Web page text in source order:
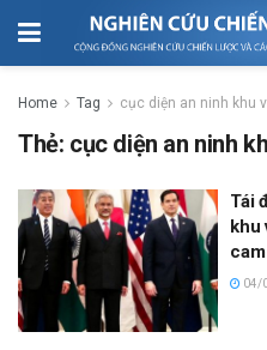
Home Tag cục diện an ninh khu
Thẻ: cục diện an ninh
Tái
khu
04/